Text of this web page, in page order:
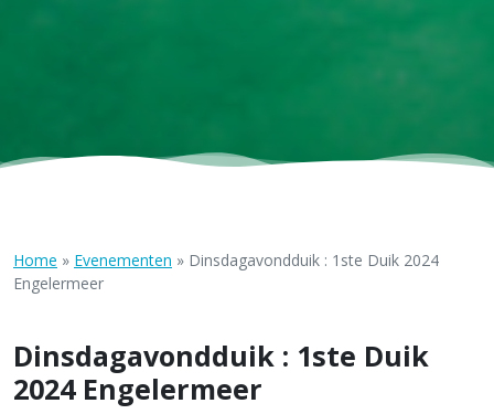
Home » Evenementen » Dinsdagavondduik : 1ste Duik 2024
Engelermeer
Dinsdagavondduik : 1ste Duik
2024 Engelermeer